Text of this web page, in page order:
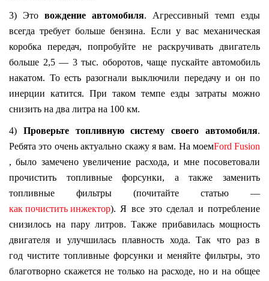
3) Это вождение автомобиля. Агрессивный темп езды
всегда требует больше бензина. Если у вас механическая
коробка передач, попробуйте не раскручивать двигатель
больше 2,5 — 3 тыс. оборотов, чаще пускайте автомобиль
накатом. То есть разогнали выключили передачу и он по
инерции катится. При таком темпе езды затраты можно
снизить на два литра на 100 км.
4) Проверьте топливную систему своего автомобиля.
Ребята это очень актуально скажу я вам. На моемFord Fusion
, было замечено увеличение расхода, и мне посоветовали
прочистить топливные форсунки, а также заменить
топливные фильтры (почитайте статью —
как почистить инжектор). Я все это сделал и потребление
снизилось на пару литров. Также прибавилась мощность
двигателя и улучшилась плавность хода. Так что раз в
год чистите топливные форсунки и меняйте фильтры, это
благотворно скажется не только на расходе, но и на общее